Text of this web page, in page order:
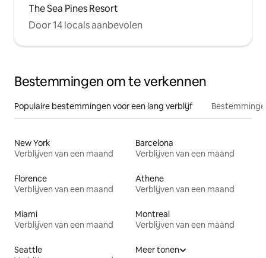
The Sea Pines Resort
Door 14 locals aanbevolen
Bestemmingen om te verkennen
Populaire bestemmingen voor een lang verblijf
New York
Verblijven van een maand
Barcelona
Verblijven van een maand
Florence
Verblijven van een maand
Athene
Verblijven van een maand
Miami
Verblijven van een maand
Montreal
Verblijven van een maand
Seattle
Meer tonen